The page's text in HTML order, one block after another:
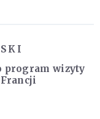
program wizyty